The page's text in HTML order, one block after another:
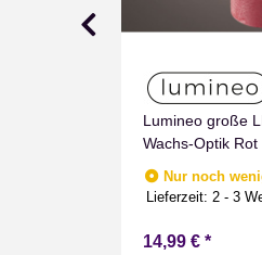
Lumineo große
Wachs-Optik
Flammen Effect
Warmweiß 19 cm
Nur noch
Lieferzeit:2 - 3
14,99 € *